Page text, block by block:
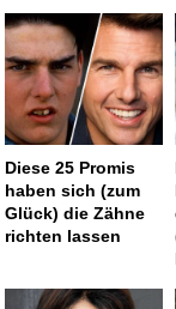
Diese 25 Promis
haben sich (zum
Glück) die Zähne
richten lassen